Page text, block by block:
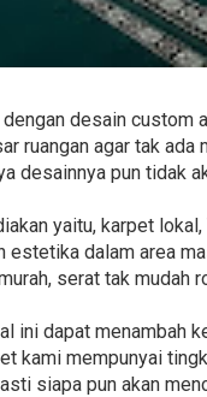
desain custom
ruangan agar tak
desainnya pun tidak
yaitu, karpet
estetika dalam area
serat tak mudah
ini dapat menambah
kami mempunyai
siapa pun akan